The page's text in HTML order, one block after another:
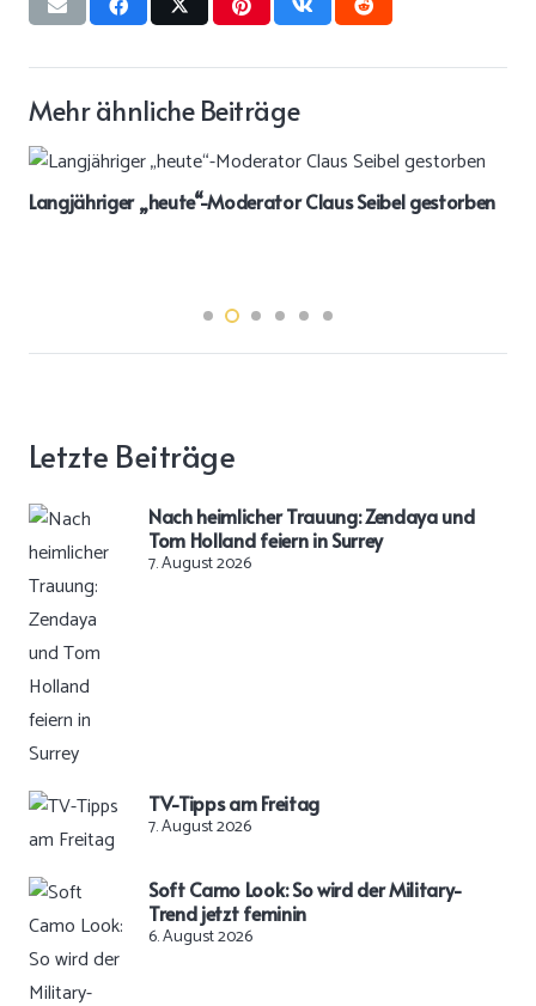
Mehr ähnliche Beiträge
Langjähriger „heute“-Moderator Claus Seibel gestorben
Letzte Beiträge
Nach heimlicher Trauung: Zendaya und
Tom Holland feiern in Surrey
7. August 2026
TV-Tipps am Freitag
7. August 2026
Soft Camo Look: So wird der Military-
Trend jetzt feminin
6. August 2026